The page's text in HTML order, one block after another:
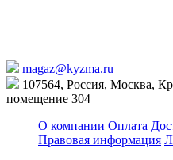
magaz@kyzma.ru
107564, Россия, Москва,
помещение 304
О компании Оплата
Правовая информация